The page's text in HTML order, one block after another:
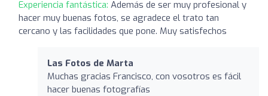
Experiencia fantástica: Además de ser muy profesional y
hacer muy buenas fotos, se agradece el trato tan
cercano y las facilidades que pone. Muy satisfechos
Las Fotos de Marta
Muchas gracias Francisco, con vosotros es fácil
hacer buenas fotografías